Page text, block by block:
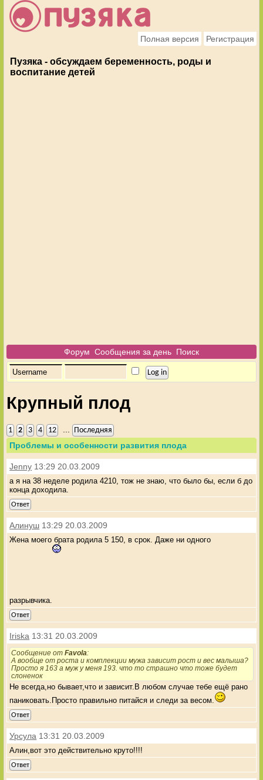
Полная версия Регистрация
Пузяка - обсуждаем беременность, роды и
воспитание детей
Форум Сообщения за день Поиск
Крупный плод
1 2 3 4 12 Последняя
Проблемы и особенности развития плода
Jenny 13:29 20.03.2009
а я на 38 неделе родила 4210, тож не знаю, что было бы, если б до
конца доходила.
Ответ
Алинуш 13:29 20.03.2009
Жена моего брата родила 5 150, в срок. Даже ни одного
разрывчика.
Ответ
Iriska 13:31 20.03.2009
Сообщение отFavola:
А вообще от роста и комплекции мужа зависит рост и вес малыша?
Просто я 163 а муж у меня 193. что то страшно что тоже будет
слоненок
Не всегда,но бывает,что и зависит.В любом случае тебе ещё рано
паниковать.Просто правильно питайся и следи за весом.
Ответ
Урсула 13:31 20.03.2009
Алин,вот это действительно круто!!!!
Ответ